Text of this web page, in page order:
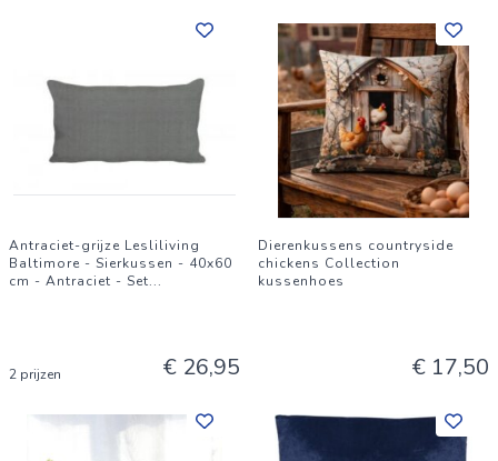
Antraciet-grijze Lesliliving
Baltimore - Sierkussen - 40x60
cm - Antraciet - Set...
2 prijzen € 26,95
Dierenkussens countryside
chickens Collection
kussenhoes
€ 17,50